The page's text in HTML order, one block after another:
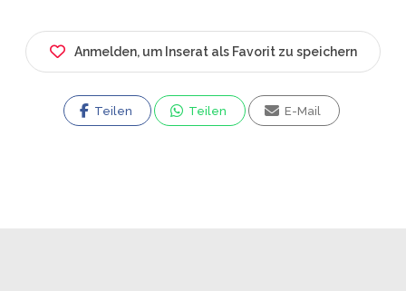
Anmelden, um Inserat als Favorit zu speichern
Teilen Teilen E-Mail